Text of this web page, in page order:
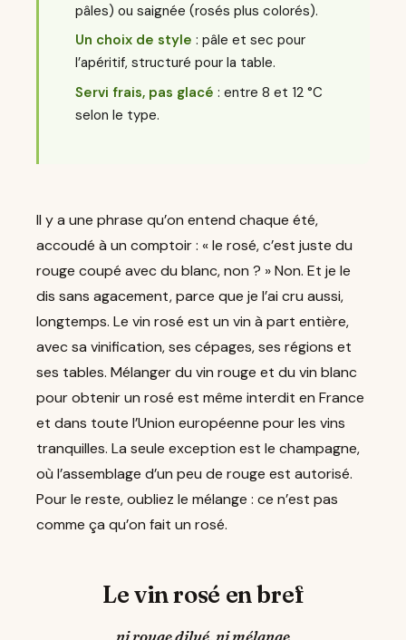
pâles) ou saignée (rosés plus colorés).
Un choix de style : pâle et sec pour
l’apéritif, structuré pour la table.
Servi frais, pas glacé : entre 8 et 12 °C
selon le type.
Il y a une phrase qu’on entend chaque été,
accoudé à un comptoir : « le rosé, c’est juste du
rouge coupé avec du blanc, non ? » Non. Et je le
dis sans agacement, parce que je l’ai cru aussi,
longtemps. Le vin rosé est un vin à part entière,
avec sa vinification, ses cépages, ses régions et
ses tables. Mélanger du vin rouge et du vin blanc
pour obtenir un rosé est même interdit en France
et dans toute l’Union européenne pour les vins
tranquilles. La seule exception est le champagne,
où l’assemblage d’un peu de rouge est autorisé.
Pour le reste, oubliez le mélange : ce n’est pas
comme ça qu’on fait un rosé.
Le vin rosé en bref